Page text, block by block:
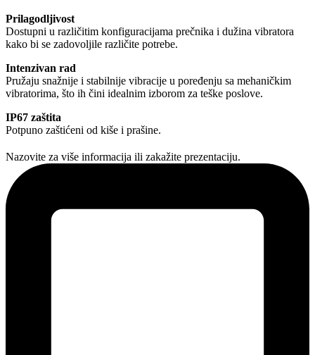
Prilagodljivost
Dostupni u različitim konfiguracijama prečnika i dužina vibratora
kako bi se zadovoljile različite potrebe.
Intenzivan rad
Pružaju snažnije i stabilnije vibracije u poređenju sa mehaničkim
vibratorima, što ih čini idealnim izborom za teške poslove.
IP67 zaštita
Potpuno zaštićeni od kiše i prašine.
Nazovite za više informacija ili zakažite prezentaciju.